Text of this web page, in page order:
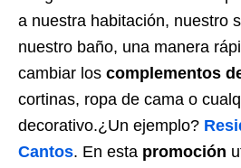
a nuestra habitación, nuestro
nuestro baño, una manera
cambiar los complementos
cortinas, ropa de cama o
decorativo.¿Un ejemplo?
Cantos. En esta promoción